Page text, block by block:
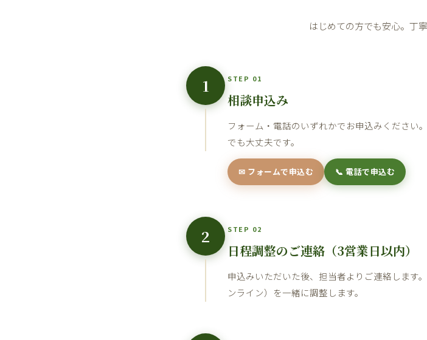
はじめての方でも安心。丁
1 STEP 01
相談申込み
フォーム・電話のいずれかでお申込みください
でも大丈夫です。
✉ フォームで申込む 📞 電話で申込む
2 STEP 02
日程調整のご連絡（3営業日以内）
申込みいただいた後、担当者よりご連絡します
ンライン）を一緒に調整します。